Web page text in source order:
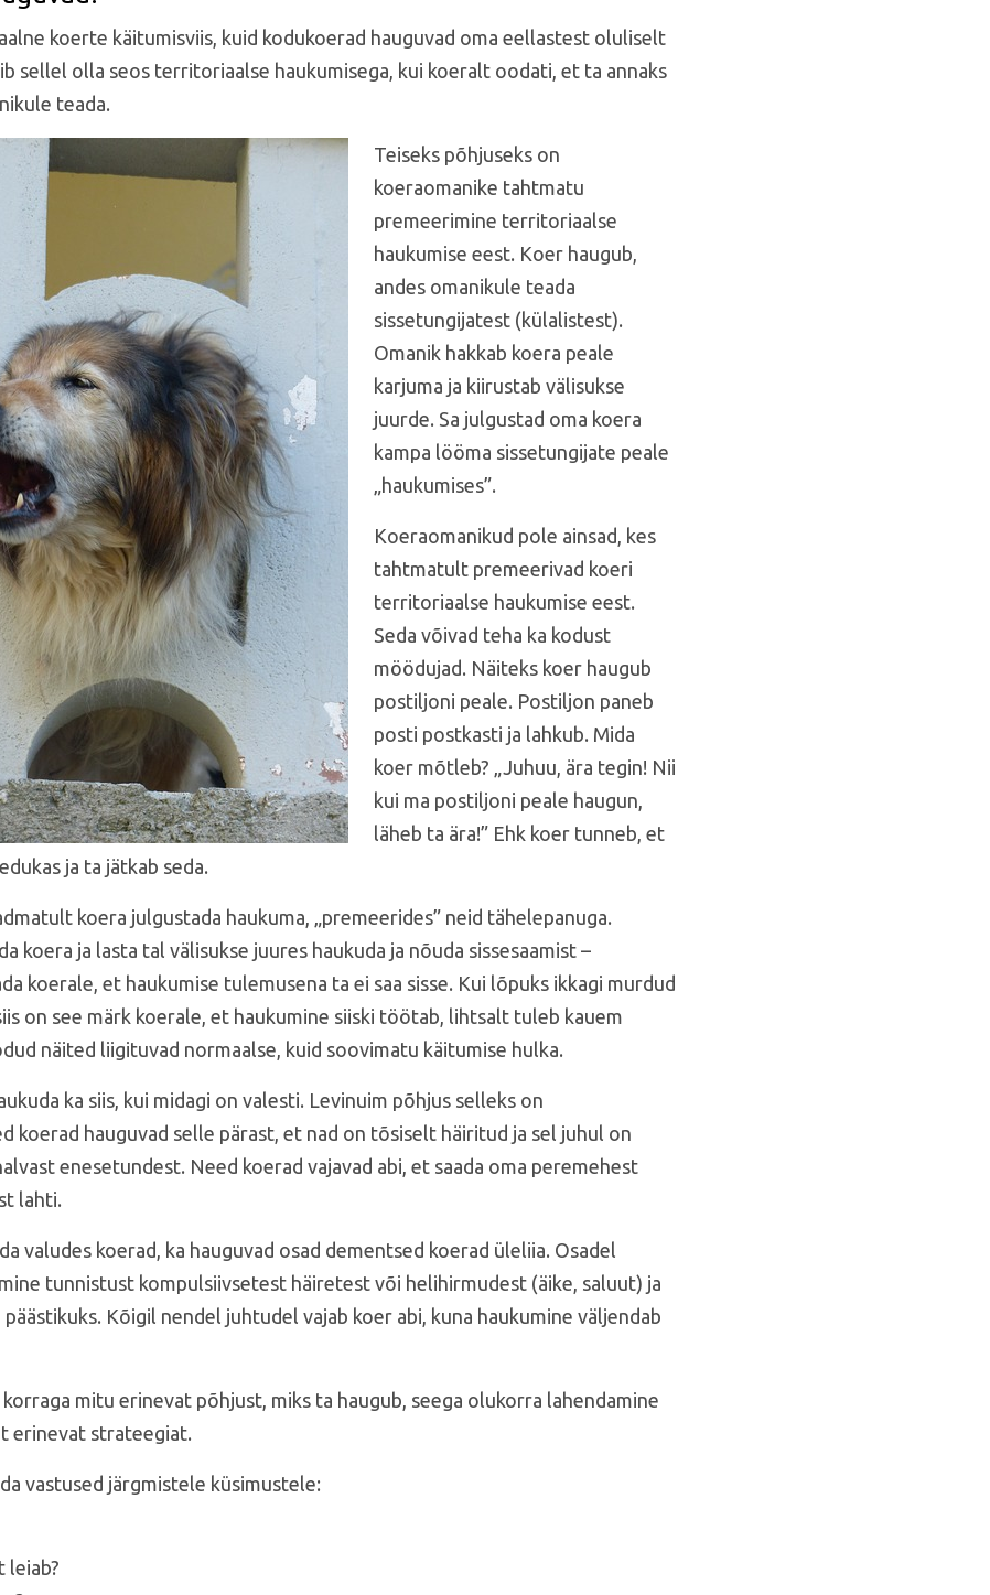
koerte käitumisviis, kuid kodukoerad hauguvad oma eellastest oluliselt
sellel olla seos territoriaalse haukumisega, kui koeralt oodati, et ta annaks
teada.
Teiseks põhjuseks on
koeraomanike tahtmatu
premeerimine territoriaalse
haukumise eest. Koer haugub,
andes omanikule teada
sissetungijatest (külalistest).
Omanik hakkab koera peale
karjuma ja kiirustab välisukse
juurde. Sa julgustad oma koera
kampa lööma sissetungijate peale
„haukumises”.
Koeraomanikud pole ainsad, kes
tahtmatult premeerivad koeri
territoriaalse haukumise eest.
Seda võivad teha ka kodust
möödujad. Näiteks koer haugub
postiljoni peale. Postiljon paneb
posti postkasti ja lahkub. Mida
koer mõtleb? „Juhuu, ära tegin! Nii
kui ma postiljoni peale haugun,
läheb ta ära!” Ehk koer tunneb, et
ja ta jätkab seda.
koera julgustada haukuma, „premeerides” neid tähelepanuga.
koera ja lasta tal välisukse juures haukuda ja nõuda sissesaamist –
koerale, et haukumise tulemusena ta ei saa sisse. Kui lõpuks ikkagi murdud
on see märk koerale, et haukumine siiski töötab, lihtsalt tuleb kauem
näited liigituvad normaalse, kuid soovimatu käitumise hulka.
ka siis, kui midagi on valesti. Levinuim põhjus selleks on
koerad hauguvad selle pärast, et nad on tõsiselt häiritud ja sel juhul on
enesetundest. Need koerad vajavad abi, et saada oma peremehest
lahti.
valudes koerad, ka hauguvad osad dementsed koerad üleliia. Osadel
tunnistust kompulsiivsetest häiretest või helihirmudest (äike, saluut) ja
Kõigil nendel juhtudel vajab koer abi, kuna haukumine väljendab
mitu erinevat põhjust, miks ta haugub, seega olukorra lahendamine
erinevat strateegiat.
vastused järgmistele küsimustele:
leiab?